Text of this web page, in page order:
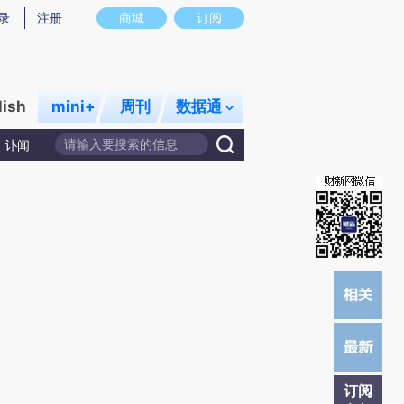
商城 订阅
注册
mini+ 周刊 数据通
讣闻
订阅